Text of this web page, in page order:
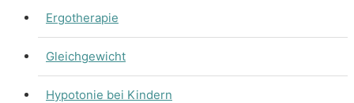
Ergotherapie
Gleichgewicht
Hypotonie bei Kindern